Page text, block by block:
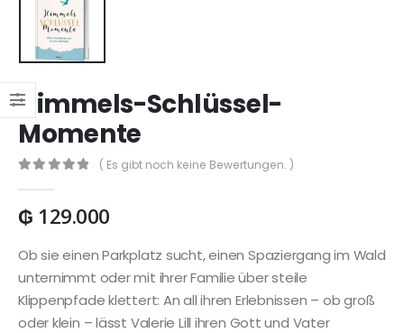
Himmels-Schlüssel-
Momente
( Es gibt noch keine Bewertungen. )
₲ 129.000
Ob sie einen Parkplatz sucht, einen Spaziergang im Wald
unternimmt oder mit ihrer Familie über steile
Klippenpfade klettert: An all ihren Erlebnissen – ob groß
oder klein – lässt Valerie Lill ihren Gott und Vater